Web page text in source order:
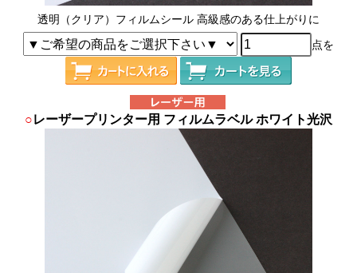
透明（クリア）フィルムシール 高級感のある仕上がりに
点を
○レーザープリンター用 フィルムラベル ホワイト光沢